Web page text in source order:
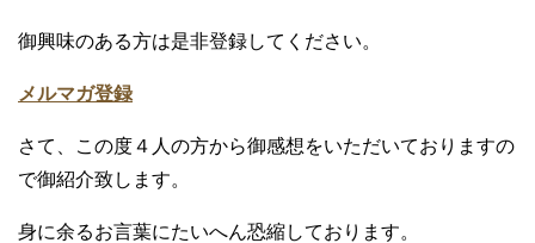
御興味のある方は是非登録してください。
メルマガ登録
さて、この度４人の方から御感想をいただいておりますの
で御紹介致します。
身に余るお言葉にたいへん恐縮しております。